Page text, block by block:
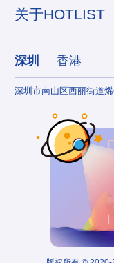
关于HOTLIST
深圳 香港
深圳市南山区西丽街道